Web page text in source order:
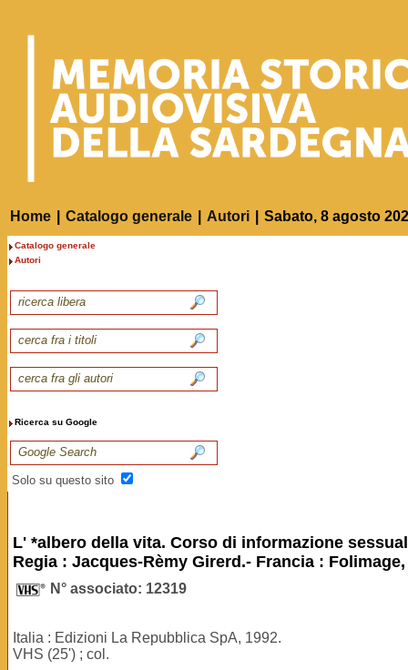
Home Catalogo generale Autori Sabato, 8 agosto
Catalogo generale
Autori
Ricerca su Google
Solo su questo sito
L' *albero della vita. Corso di informazione
Regia : Jacques-Rèmy Girerd.- Francia : Folimage,
N° associato: 12319
Italia : Edizioni La Repubblica SpA, 1992.
VHS (25') ; col.